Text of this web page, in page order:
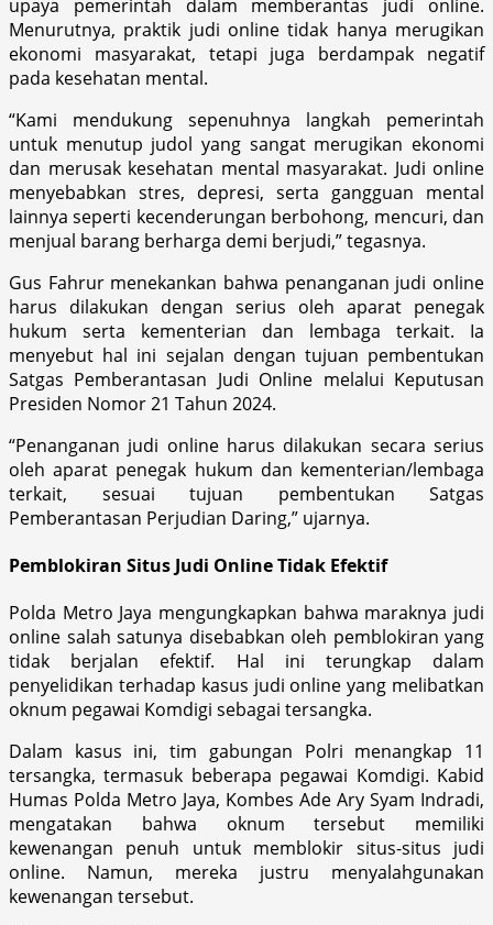
upaya pemerintah dalam memberantas judi online.
Menurutnya, praktik judi online tidak hanya merugikan
ekonomi masyarakat, tetapi juga berdampak negatif
pada kesehatan mental.
“Kami mendukung sepenuhnya langkah pemerintah
untuk menutup judol yang sangat merugikan ekonomi
dan merusak kesehatan mental masyarakat. Judi online
menyebabkan stres, depresi, serta gangguan mental
lainnya seperti kecenderungan berbohong, mencuri, dan
menjual barang berharga demi berjudi,” tegasnya.
Gus Fahrur menekankan bahwa penanganan judi online
harus dilakukan dengan serius oleh aparat penegak
hukum serta kementerian dan lembaga terkait. Ia
menyebut hal ini sejalan dengan tujuan pembentukan
Satgas Pemberantasan Judi Online melalui Keputusan
Presiden Nomor 21 Tahun 2024.
“Penanganan judi online harus dilakukan secara serius
oleh aparat penegak hukum dan kementerian/lembaga
terkait, sesuai tujuan pembentukan Satgas
Pemberantasan Perjudian Daring,” ujarnya.
Pemblokiran Situs Judi Online Tidak Efektif
Polda Metro Jaya mengungkapkan bahwa maraknya judi
online salah satunya disebabkan oleh pemblokiran yang
tidak berjalan efektif. Hal ini terungkap dalam
penyelidikan terhadap kasus judi online yang melibatkan
oknum pegawai Komdigi sebagai tersangka.
Dalam kasus ini, tim gabungan Polri menangkap 11
tersangka, termasuk beberapa pegawai Komdigi. Kabid
Humas Polda Metro Jaya, Kombes Ade Ary Syam Indradi,
mengatakan bahwa oknum tersebut memiliki
kewenangan penuh untuk memblokir situs-situs judi
online. Namun, mereka justru menyalahgunakan
kewenangan tersebut.